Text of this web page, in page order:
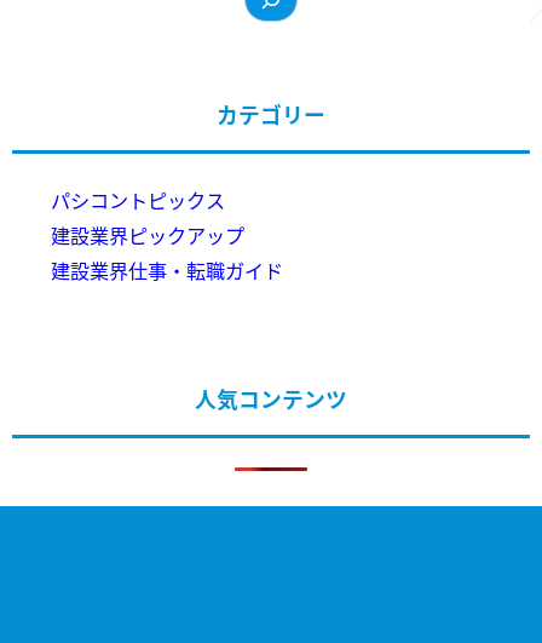
カテゴリー
パシコントピックス
建設業界ピックアップ
建設業界仕事・転職ガイド
人気コンテンツ